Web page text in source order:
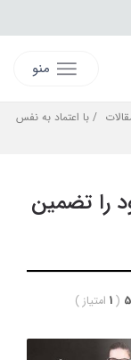
منو
/ با اعتماد به نفس
را تضمین
5
(
1 امتیاز)